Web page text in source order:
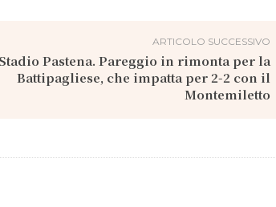
ARTICOLO SUCCESSIVO
Stadio Pastena. Pareggio in rimonta per la
Battipagliese, che impatta per 2-2 con il
Montemiletto